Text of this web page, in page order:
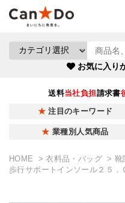
お気に入り
送料当社負担請求書
注目のキーワード
業種別人気商品
HOME 衣料品・バッグ
靴
歩行サポートインソール２５．